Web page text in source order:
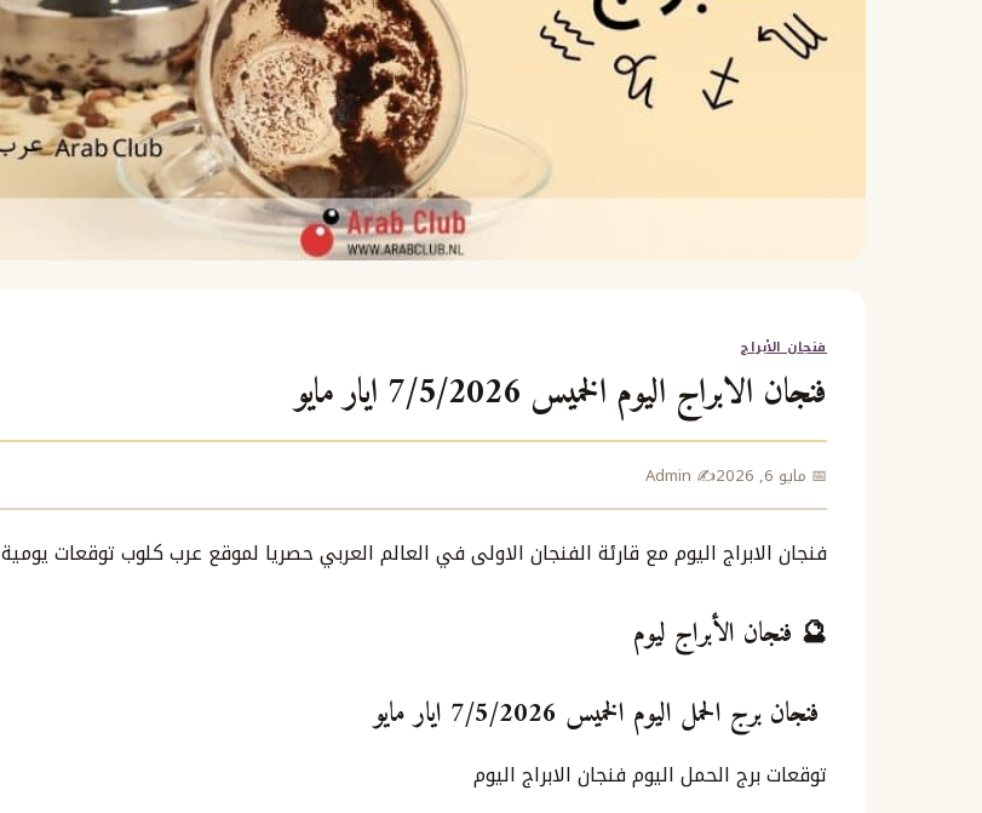
فنجان الأبراج
فنجان الابراج اليوم الخميس 7/5/2026 ايار مايو
📅 مايو 6, 2026 ✍️ Admin
فنجان الابراج اليوم مع قارئة الفنجان الاولى في العالم العربي حصريا لموقع عرب كلوب توقعات يومية
🔮 فنجان الأبراج ليوم
فنجان برج الحمل اليوم الخميس 7/5/2026 ايار مايو
توقعات برج الحمل اليوم فنجان الابراج اليوم